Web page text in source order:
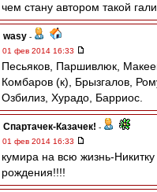
чем стану автором такой
wasy -
01 фев 2014 16:33
Песьяков, Паршивлюк,
Комбаров (к), Брызгалов,
Озбилиз, Хурадо, Барриос.
Спартачек-Казачек! -
01 фев 2014 16:33
кумира на всю жизнь-
рождения!!!!